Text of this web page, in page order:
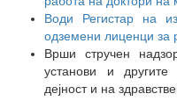
Води Регистар на
одземени лиценци за
Врши стручен
установи и другите
дејност и на